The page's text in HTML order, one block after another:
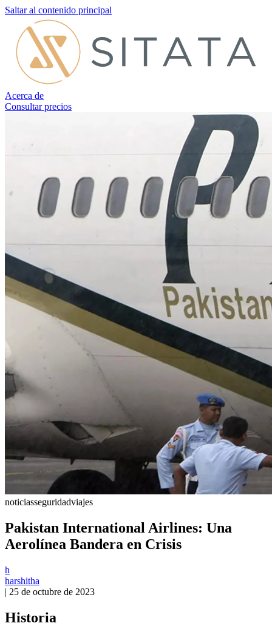
Saltar al contenido principal
Acerca de
Consultar precios
noticiasseguridadviajes
Pakistan International Airlines: Una
Aerolínea Bandera en Crisis
h
harshitha
| 25 de octubre de 2023
Historia